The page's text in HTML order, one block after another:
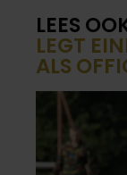
LEES
LEGT
ALS